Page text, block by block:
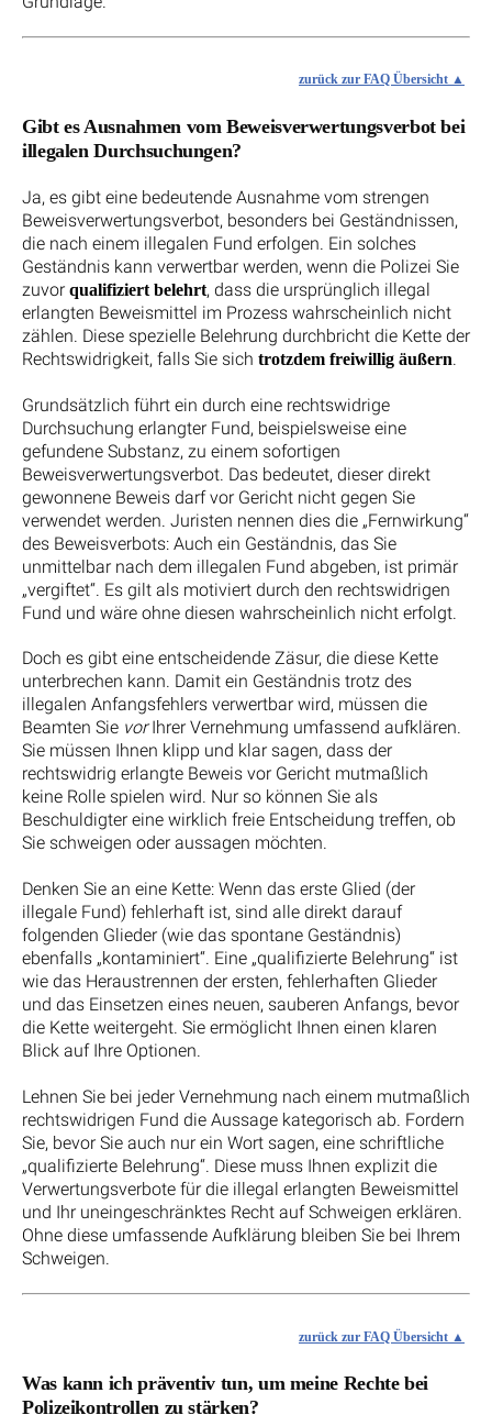
zurück zur FAQ Übersicht
Gibt es Ausnahmen vom Beweisverwertungsverbot bei
illegalen Durchsuchungen?
Ja, es gibt eine bedeutende Ausnahme vom strengen
Beweisverwertungsverbot, besonders bei Geständnissen,
die nach einem illegalen Fund erfolgen. Ein solches
Geständnis kann verwertbar werden, wenn die Polizei Sie
zuvor qualifiziert belehrt, dass die ursprünglich illegal
erlangten Beweismittel im Prozess wahrscheinlich nicht
zählen. Diese spezielle Belehrung durchbricht die Kette der
Rechtswidrigkeit, falls Sie sich trotzdem freiwillig äußern.
Grundsätzlich führt ein durch eine rechtswidrige
Durchsuchung erlangter Fund, beispielsweise eine
gefundene Substanz, zu einem sofortigen
Beweisverwertungsverbot. Das bedeutet, dieser direkt
gewonnene Beweis darf vor Gericht nicht gegen Sie
verwendet werden. Juristen nennen dies die „Fernwirkung“
des Beweisverbots: Auch ein Geständnis, das Sie
unmittelbar nach dem illegalen Fund abgeben, ist primär
„vergiftet“. Es gilt als motiviert durch den rechtswidrigen
Fund und wäre ohne diesen wahrscheinlich nicht erfolgt.
Doch es gibt eine entscheidende Zäsur, die diese Kette
unterbrechen kann. Damit ein Geständnis trotz des
illegalen Anfangsfehlers verwertbar wird, müssen die
Beamten Sie vorIhrer Vernehmung umfassend aufklären.
Sie müssen Ihnen klipp und klar sagen, dass der
rechtswidrig erlangte Beweis vor Gericht mutmaßlich
keine Rolle spielen wird. Nur so können Sie als
Beschuldigter eine wirklich freie Entscheidung treffen, ob
Sie schweigen oder aussagen möchten.
Denken Sie an eine Kette: Wenn das erste Glied (der
illegale Fund) fehlerhaft ist, sind alle direkt darauf
folgenden Glieder (wie das spontane Geständnis)
ebenfalls „kontaminiert“. Eine „qualifizierte Belehrung“ ist
wie das Heraustrennen der ersten, fehlerhaften Glieder
und das Einsetzen eines neuen, sauberen Anfangs, bevor
die Kette weitergeht. Sie ermöglicht Ihnen einen klaren
Blick auf Ihre Optionen.
Lehnen Sie bei jeder Vernehmung nach einem mutmaßlich
rechtswidrigen Fund die Aussage kategorisch ab. Fordern
Sie, bevor Sie auch nur ein Wort sagen, eine schriftliche
„qualifizierte Belehrung“. Diese muss Ihnen explizit die
Verwertungsverbote für die illegal erlangten Beweismittel
und Ihr uneingeschränktes Recht auf Schweigen erklären.
Ohne diese umfassende Aufklärung bleiben Sie bei Ihrem
Schweigen.
zurück zur FAQ Übersicht
Was kann ich präventiv tun, um meine Rechte bei
Polizeikontrollen zu stärken?